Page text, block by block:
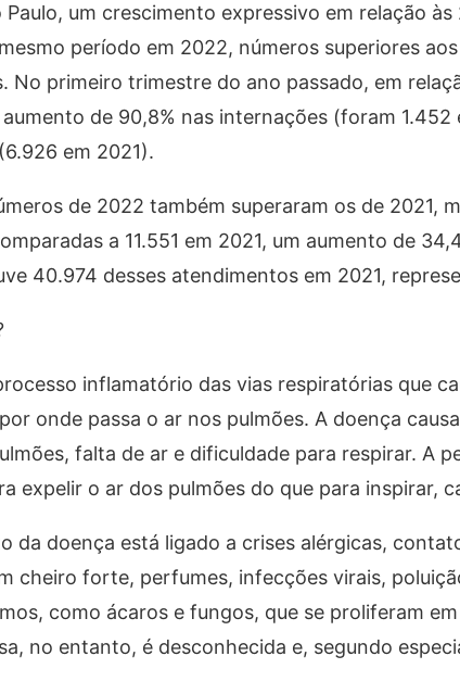
Paulo, um crescimento expressivo em relação
período em 2022, números superiores
No primeiro trimestre do ano passado, em
de 90,8% nas internações (foram 1.452
em 2021).
de 2022 também superaram os de 2021,
a 11.551 em 2021, um aumento de
40.974 desses atendimentos em 2021,
inflamatório das vias respiratórias que
onde passa o ar nos pulmões. A doença
falta de ar e dificuldade para respirar. A
expelir o ar dos pulmões do que para inspirar,
da doença está ligado a crises alérgicas,
cheiro forte, perfumes, infecções virais,
como ácaros e fungos, que se proliferam
no entanto, é desconhecida e, segundo